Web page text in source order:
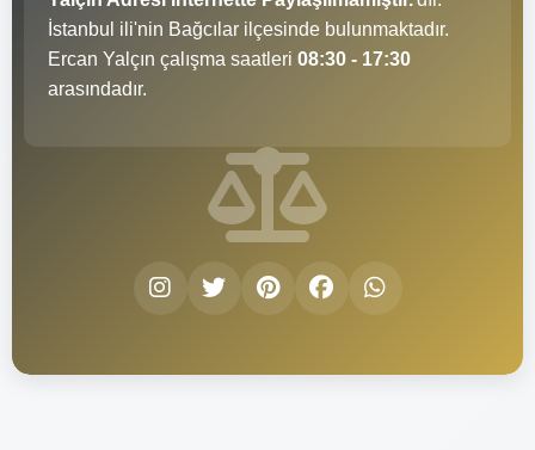
İstanbul ili'nin Bağcılar ilçesinde bulunmaktadır.
Ercan Yalçın çalışma saatleri 08:30 - 17:30
arasındadır.